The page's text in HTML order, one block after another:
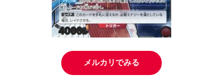
メルカリでみる